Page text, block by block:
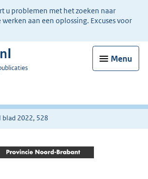
u problemen met het zoeken naar
aan een oplossing. Excuses voor
Menu
blad 2022, 528